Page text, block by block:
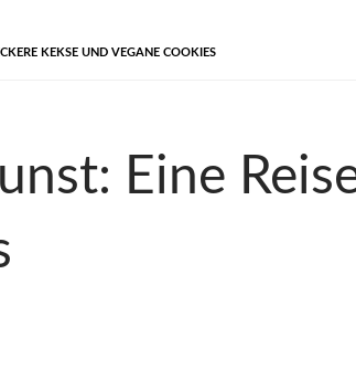
KEKSE UND VEGANE COOKIES
Eine